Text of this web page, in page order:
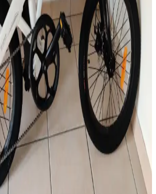
Ulaşımda Devrim: BİM’in Volta
Tanışın
bisikletiyle ekonomik ve pratik şehir
Hemen inceleyin!
Motorlarda Ehliyet Şart mı?
ehliyet ve yasal gerekliliklerini öğrenin.
hemen keşfedin! İnceleyin!
Bisiklet: Şehir İçin Pratik ve
Çözümü
pratik, ekonomik ve çevreci bir
tasarımı ve gelişmiş özellikleriyle günlük
bu elektrikli bisiklet, şehir yaşamını